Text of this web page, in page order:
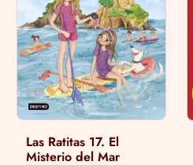
Las Ratitas 17. El
Misterio del Mar